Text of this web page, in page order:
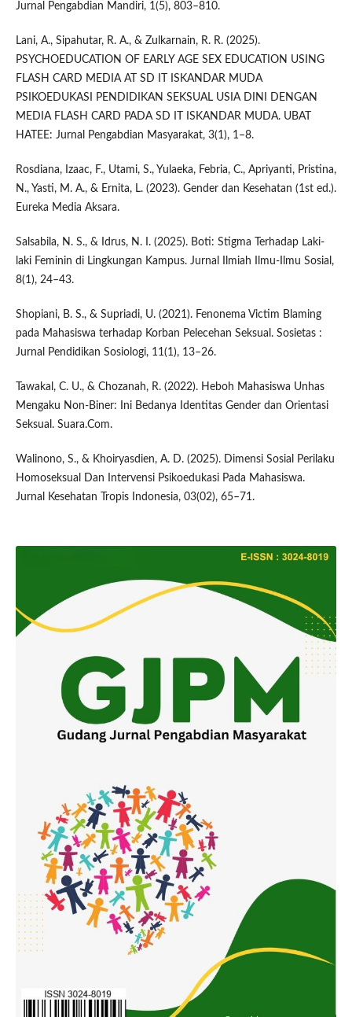
Jurnal Pengabdian Mandiri, 1(5), 803–810.
Lani, A., Sipahutar, R. A., & Zulkarnain, R. R. (2025).
PSYCHOEDUCATION OF EARLY AGE SEX EDUCATION USING
FLASH CARD MEDIA AT SD IT ISKANDAR MUDA
PSIKOEDUKASI PENDIDIKAN SEKSUAL USIA DINI DENGAN
MEDIA FLASH CARD PADA SD IT ISKANDAR MUDA. UBAT
HATEE: Jurnal Pengabdian Masyarakat, 3(1), 1–8.
Rosdiana, Izaac, F., Utami, S., Yulaeka, Febria, C., Apriyanti, Pristina,
N., Yasti, M. A., & Ernita, L. (2023). Gender dan Kesehatan (1st ed.).
Eureka Media Aksara.
Salsabila, N. S., & Idrus, N. I. (2025). Boti: Stigma Terhadap Laki-
laki Feminin di Lingkungan Kampus. Jurnal Ilmiah Ilmu-Ilmu Sosial,
8(1), 24–43.
Shopiani, B. S., & Supriadi, U. (2021). Fenonema Victim Blaming
pada Mahasiswa terhadap Korban Pelecehan Seksual. Sosietas :
Jurnal Pendidikan Sosiologi, 11(1), 13–26.
Tawakal, C. U., & Chozanah, R. (2022). Heboh Mahasiswa Unhas
Mengaku Non-Biner: Ini Bedanya Identitas Gender dan Orientasi
Seksual. Suara.Com.
Walinono, S., & Khoiryasdien, A. D. (2025). Dimensi Sosial Perilaku
Homoseksual Dan Intervensi Psikoedukasi Pada Mahasiswa.
Jurnal Kesehatan Tropis Indonesia, 03(02), 65–71.